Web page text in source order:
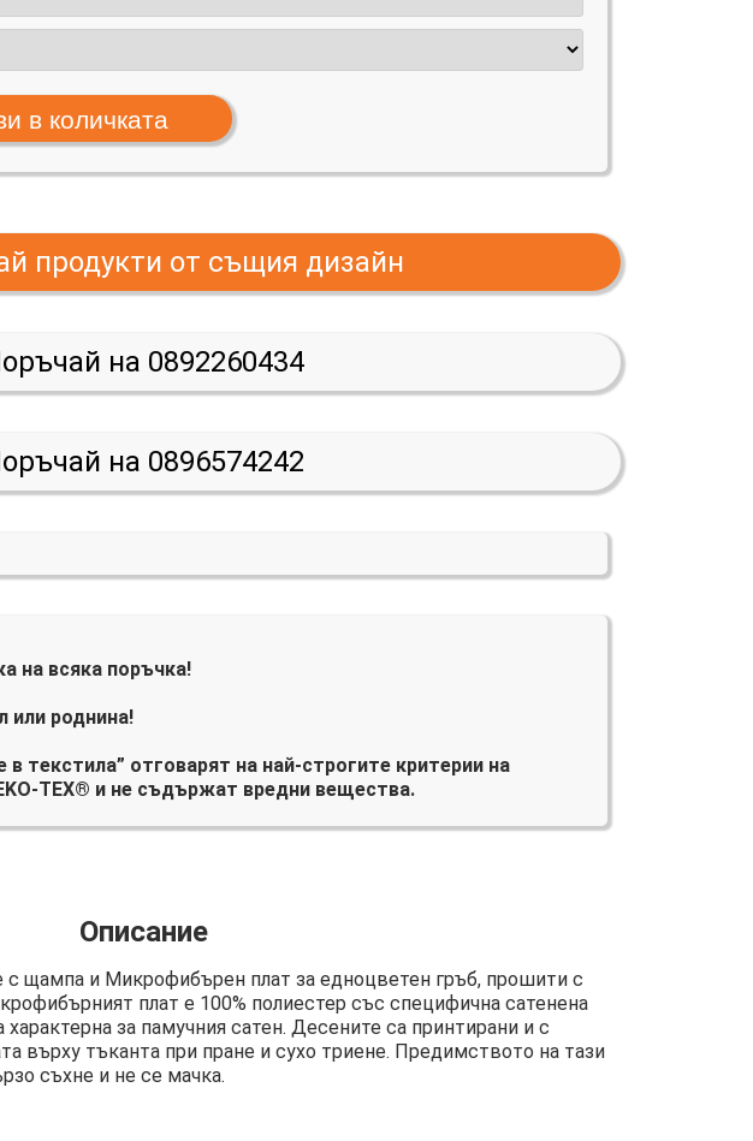
продукти от същия дизайн
на 0892260434
на 0896574242
на всяка поръчка!
или роднина!
текстила” отговарят на най-строгите критерии на
TEX® и не съдържат вредни вещества.
Описание
щампа и Микрофибърен плат за едноцветен гръб, прошити с
плат е 100% полиестер със специфична сатенена
за памучния сатен. Десените са принтирани и с
върху тъканта при пране и сухо триене. Предимството на тази
съхне и не се мачка.